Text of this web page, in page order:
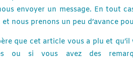
envoyer un message. En tout
et nous prenons un peu d’avance
que cet article vous a plu et
ou si vous avez des